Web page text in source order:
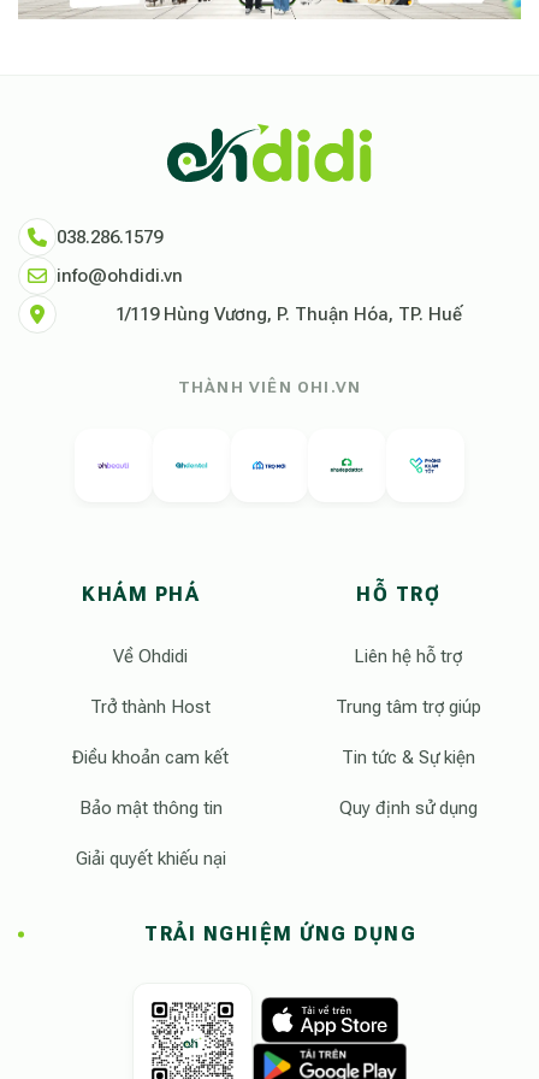
038.286.1579
info@ohdidi.vn
1/119 Hùng Vương, P. Thuận Hóa, TP. Huế
THÀNH VIÊN OHI.VN
KHÁM PHÁ
Về Ohdidi
Trở thành Host
Điều khoản cam kết
Bảo mật thông tin
Giải quyết khiếu nại
HỖ TRỢ
Liên hệ hỗ trợ
Trung tâm trợ giúp
Tin tức & Sự kiện
Quy định sử dụng
TRẢI NGHIỆM ỨNG DỤNG